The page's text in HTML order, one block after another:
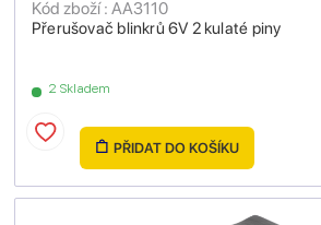
Přerušovač blinkrů 6V 2 kulaté piny
Kód zboží : AA3110
2 Skladem
PŘIDAT DO KOŠÍKU